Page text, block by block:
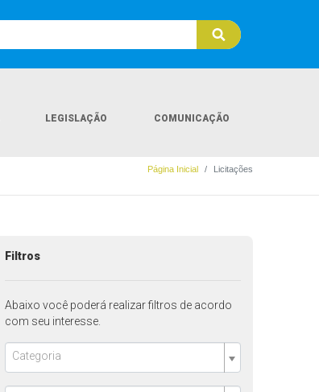
LEGISLAÇÃO COMUNICAÇÃO
Página Inicial Licitações
Filtros
Abaixo você poderá realizar filtros de acordo
com seu interesse.
Categoria